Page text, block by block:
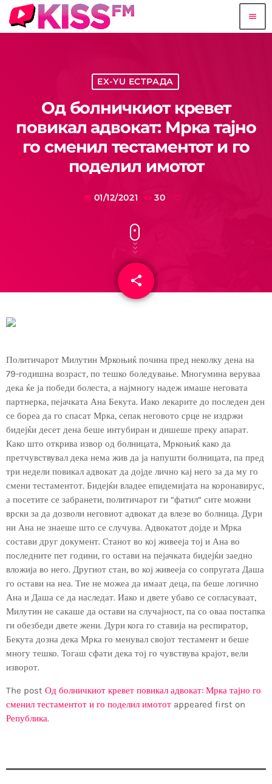
menu
EX-YU ЕСТРАДА
Од болничкиот кревет
повикал адвокат: Мрка тајно
го сменил тестаментот и го
поделил имотот
today 01/12/2021 30
share
email
Политичарот Милутин Мркоњиќ почина пред неколку дена на
79-годишна возраст, по тешко боледување. Многумина веруваа
дека ќе ја победи болеста, а најмногу надеж имаше неговата
партнерка, пејачката Ана Бекута. Иако лекарите до последен ден
се бореа да го спасат Мрка, сепак неговото срце не издржи
бидејќи десет дена беше интубиран и дишеше преку апарат.
Како што открива извор од болницата, Мркоњиќ како да
претчувствувал дека нема жив да ја напушти болницата, па пред
три недели повикал адвокат да дојде лично кај него за да му го
смени тестаментот. Бидејќи владее епидемијата на коронавирус,
а посетите се забранети, политичарот ги “фатил“ сите можни
врски за да дозволи неговиот адвокат да влезе во болница. Дури
ни Ана не знаеше што се случува. Адвокатот дојде и Мрка
состави друг документ. Станот во кој живееја тој и Ана во
последните пет години, го остави на пејачката бидејќи заедно
вложија во него. Другиот стан, во кој живееја со сопругата Даша
го остави на неа. Тие не можеа да имаат деца, па беше логично
Ана и Даша се да наследат. Иако и двете убаво се согласуваат,
Милутин не сакаше да остави на случајност, па со оваа постапка
ги обезбеди двете жени. Дури кога го ставија на респиратор,
Бекута дозна дека Мрка го менувал својот тестамент и беше
многу тешко. Тогаш сфати дека тој го чувствува крајот, вели
изворот.
The post Од болничкиот кревет повикал адвокат: Мрка тајно го
сменил тестаментот и го поделил имотот appeared first on
Република.